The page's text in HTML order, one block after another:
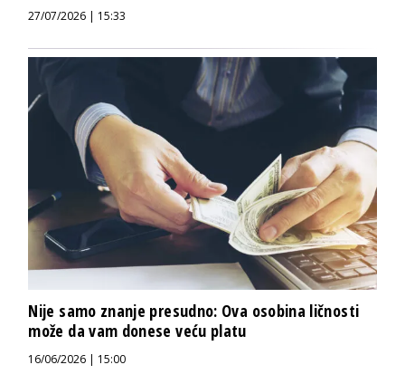
27/07/2026 | 15:33
Nije samo znanje presudno: Ova osobina ličnosti
može da vam donese veću platu
16/06/2026 | 15:00